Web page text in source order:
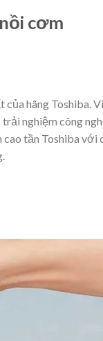
cơm
của hãng Toshiba. Vì
nghiệm công
tần Toshiba với